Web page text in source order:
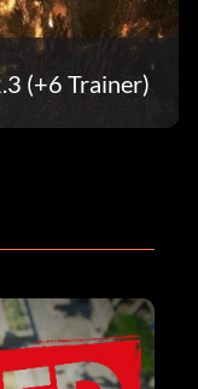
(+6 Trainer)